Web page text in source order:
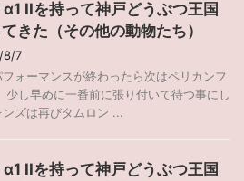
IIを持って神戸どうぶつ王国
きた（その他の動物たち）
8/7
フォーマンスが終わったら次はペリカンフ
少し早めに一番前に張り付いて待つ事にし
ンズは再びタムロン ...
IIを持って神戸どうぶつ王国